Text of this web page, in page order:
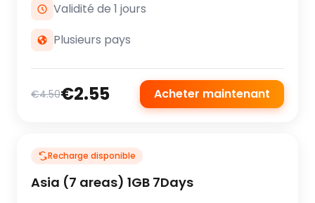
Validité de 1 jours
Plusieurs pays
€4.50€2.55 Acheter maintenant
Recharge disponible
Asia (7 areas) 1GB 7Days